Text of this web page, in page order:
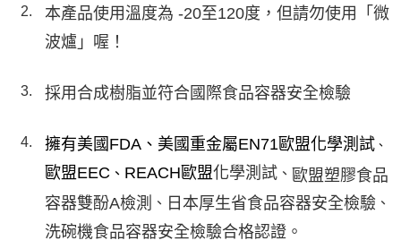
本產品使用溫度為 -20至120度，但請勿使用「微
波爐」喔！
採用合成樹脂並符合國際食品容器安全檢驗
擁有美國FDA、美國重金屬EN71歐盟化學測試 、
歐盟EEC 、 REACH歐盟化學測試 、 歐盟塑膠食品
容器雙酚A檢測 、 日本厚生省食品容器安全檢驗 、
洗碗機食品容器安全檢驗合格認證。